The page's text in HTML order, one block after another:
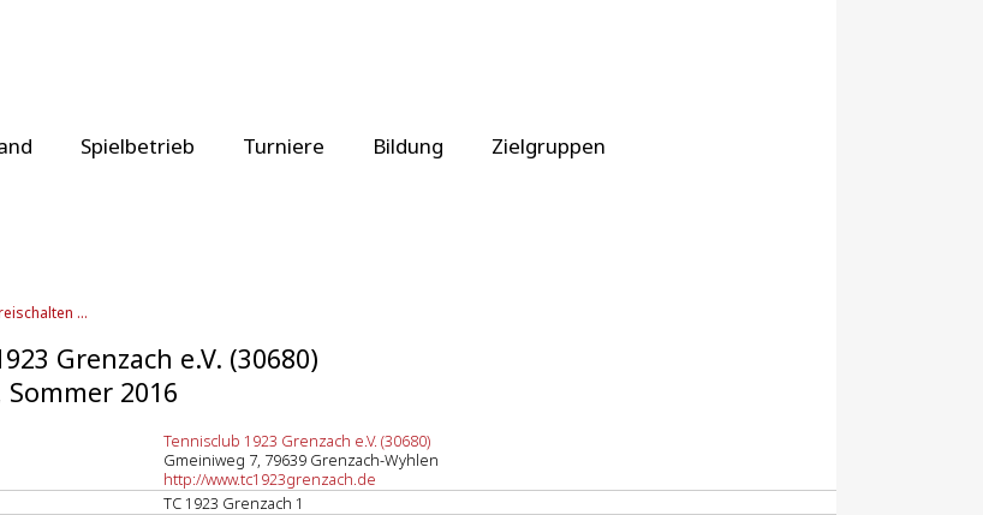
Spielbetrieb Turniere Bildung Zielgruppen
...
Grenzach e.V. (30680)
2016
Tennisclub 1923 Grenzach e.V. (30680)
Gmeiniweg 7, 79639 Grenzach-Wyhlen
http://www.tc1923grenzach.de
TC 1923 Grenzach 1